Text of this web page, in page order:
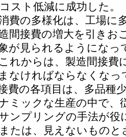
スト低減に成功した。
費の多様化は、工場に
間接費の増大を引きお
が見られるようになっ
れからは、製造間接費
なければならなくな
費の各項目は、多品種
ミックな生産の中で、
ンプリングの手法が役
たは、見えないもの